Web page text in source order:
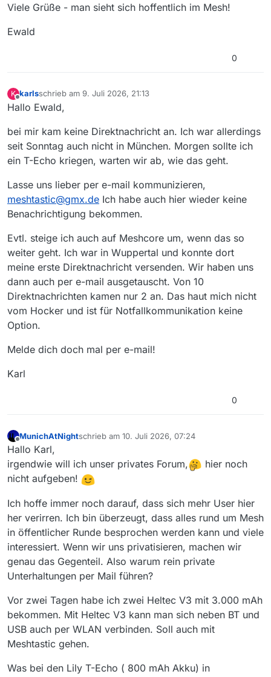
Viele Grüße - man sieht sich hoffentlich im Mesh!
Ewald
0
K
Offline
karlsschrieb am 9. Juli 2026, 21:13
zuletzt editiert von
Hallo Ewald,
bei mir kam keine Direktnachricht an. Ich war allerdings
seit Sonntag auch nicht in München. Morgen sollte ich
ein T-Echo kriegen, warten wir ab, wie das geht.
Lasse uns lieber per e-mail kommunizieren,
meshtastic@gmx.de Ich habe auch hier wieder keine
Benachrichtigung bekommen.
Evtl. steige ich auch auf Meshcore um, wenn das so
weiter geht. Ich war in Wuppertal und konnte dort
meine erste Direktnachricht versenden. Wir haben uns
dann auch per e-mail ausgetauscht. Von 10
Direktnachrichten kamen nur 2 an. Das haut mich nicht
vom Hocker und ist für Notfallkommunikation keine
Option.
Melde dich doch mal per e-mail!
Karl
0
Offline
MunichAtNightschrieb am 10. Juli 2026, 07:24
zuletzt editiert von
Hallo Karl,
irgendwie will ich unser privates Forum,
hier noch
nicht aufgeben!
Ich hoffe immer noch darauf, dass sich mehr User hier
her verirren. Ich bin überzeugt, dass alles rund um Mesh
in öffentlicher Runde besprochen werden kann und viele
interessiert. Wenn wir uns privatisieren, machen wir
genau das Gegenteil. Also warum rein private
Unterhaltungen per Mail führen?
Vor zwei Tagen habe ich zwei Heltec V3 mit 3.000 mAh
bekommen. Mit Heltec V3 kann man sich neben BT und
USB auch per WLAN verbinden. Soll auch mit
Meshtastic gehen.
Was bei den Lily T-Echo ( 800 mAh Akku) in